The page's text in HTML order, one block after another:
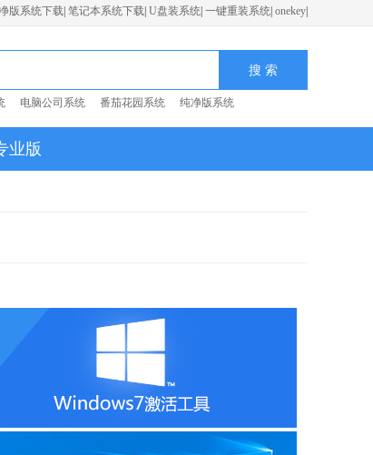
版系统下载 笔记本系统下载 U盘装系统 一键重装系统 onekey
电脑公司系统 番茄花园系统 纯净版系统
业版